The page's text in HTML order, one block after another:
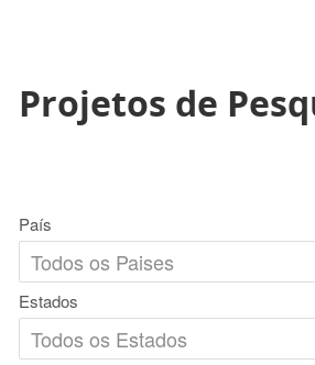
Projetos de
País
Estados